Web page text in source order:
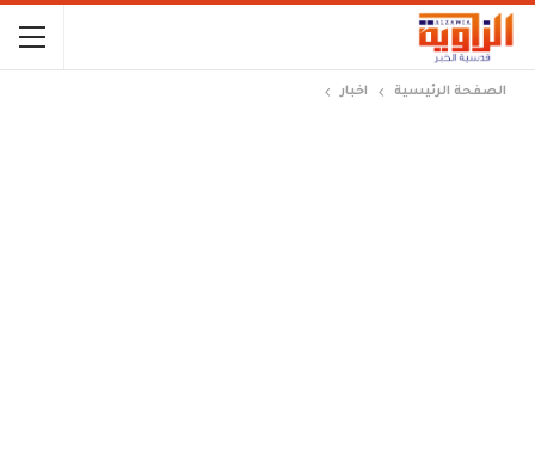
الصفحة الرئيسية اخبار